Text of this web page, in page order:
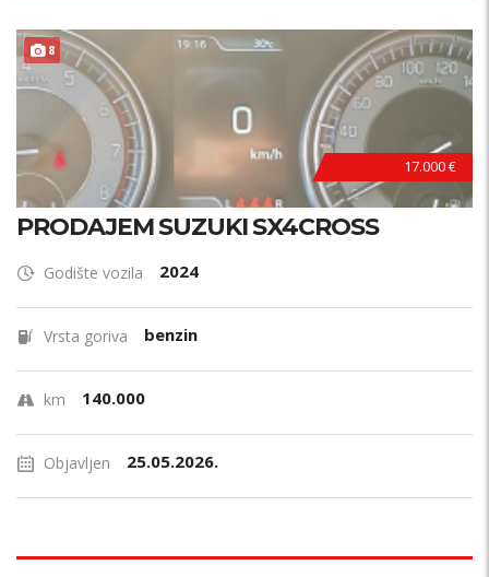
8
17.000 €
PRODAJEM SUZUKI SX4CROSS
Godište vozila 2024
Vrsta goriva benzin
km 140.000
Objavljen 25.05.2026.